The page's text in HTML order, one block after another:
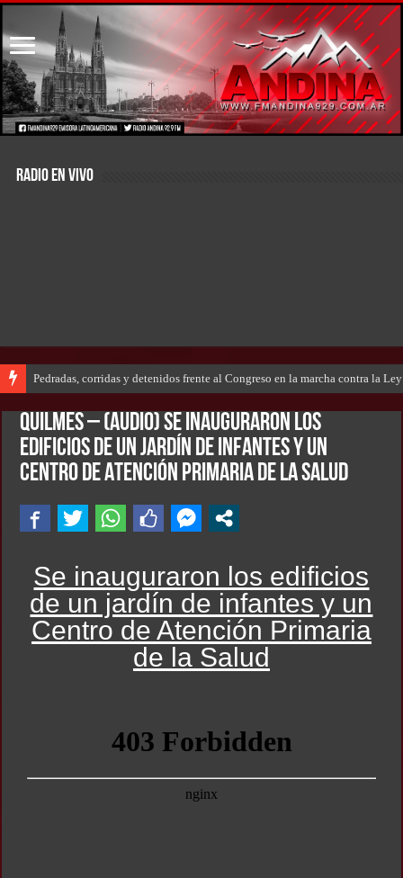
RADIO EN VIVO
Pedradas, corridas y detenidos frente al Congreso en la marcha contra la
QUILMES – (AUDIO) Se inauguraron los
edificios de un jardín de infantes y un
Centro de Atención Primaria de la Salud
Se inauguraron los edificios
de un jardín de infantes y un
Centro de Atención Primaria
de la Salud